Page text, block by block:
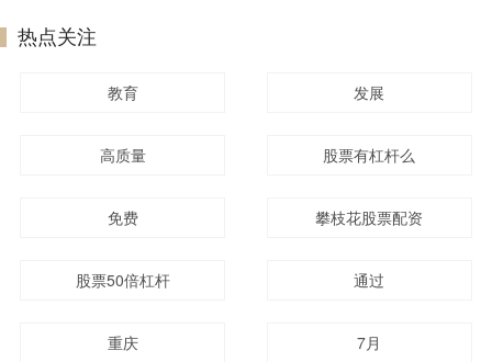
热点关注
教育 发展
高质量 股票有杠杆么
免费 攀枝花股票配资
股票50倍杠杆 通过
重庆 7月